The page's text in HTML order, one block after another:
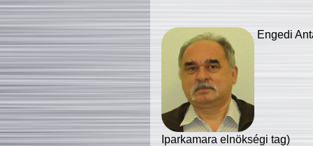
Engedi
Iparkamara elnökségi tag)